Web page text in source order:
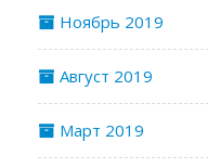
Ноябрь 2019
Август 2019
Март 2019